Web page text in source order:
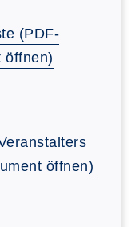
(PDF-
öffnen)
öffnen)